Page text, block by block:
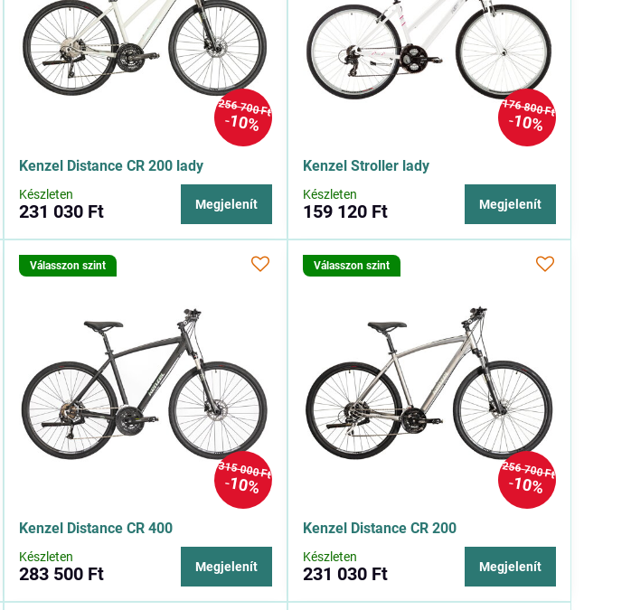
256 700 Ft
10%
Kenzel Distance CR 200 lady
Készleten
231 030 Ft Megjelenít
176 800 Ft
10%
Kenzel Stroller lady
Készleten
159 120 Ft Megjelenít
315 000 Ft
10%
Válasszon szint
Kenzel Distance CR 400
Készleten
283 500 Ft Megjelenít
256 700 Ft
10%
Válasszon szint
Kenzel Distance CR 200
Készleten
231 030 Ft Megjelenít